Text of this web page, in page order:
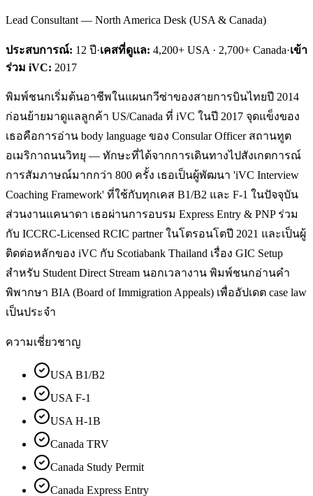
Lead Consultant — North America Desk (USA & Canada)
ประสบการณ์: 12 ปี·เคสที่ดูแล: 4,200+ USA · 2,700+ Canada·เข้า
ร่วม iVC: 2017
พิมพ์ชนกเริ่มต้นอาชีพในแผนกวีซ่าของสายการบินไทยปี 2014
ก่อนย้ายมาดูแลลูกค้า US/Canada ที่ iVC ในปี 2017 จุดแข็งของ
เธอคือการอ่าน body language ของ Consular Officer สถานทูต
อเมริกาถนนวิทยุ — ทักษะที่ได้จากการเดินทางไปสังเกตการณ์
การสัมภาษณ์มากกว่า 800 ครั้ง เธอเป็นผู้พัฒนา 'iVC Interview
Coaching Framework' ที่ใช้กับทุกเคส B1/B2 และ F-1 ในปัจจุบัน
ส่วนงานแคนาดา เธอผ่านการอบรม Express Entry & PNP ร่วม
กับ ICCRC-Licensed RCIC partner ในโตรอนโตปี 2021 และเป็นผู้
ติดต่อหลักของ iVC กับ Scotiabank Thailand เรื่อง GIC Setup
สำหรับ Student Direct Stream นอกเวลางาน พิมพ์ชนกอ่านคำ
พิพากษา BIA (Board of Immigration Appeals) เพื่ออัปเดต case law
เป็นประจำ
ความเชี่ยวชาญ
USA B1/B2
USA F-1
USA H-1B
Canada TRV
Canada Study Permit
Canada Express Entry